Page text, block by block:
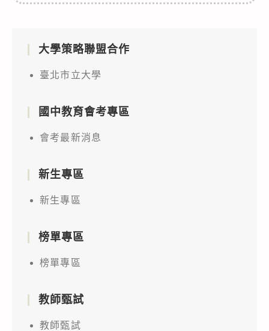
大學策略聯盟合作
臺北市立大學
國中教育會考專區
會考最新消息
新生專區
新生專區
榜單專區
榜單專區
教師甄試
教師甄試